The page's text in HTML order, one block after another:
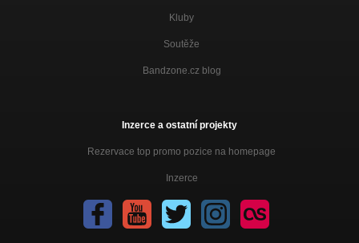
Kluby
Soutěže
Bandzone.cz blog
Inzerce a ostatní projekty
Rezervace top promo pozice na homepage
Inzerce